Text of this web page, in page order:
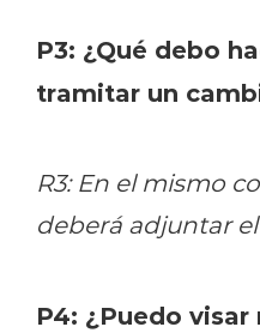
P3: ¿Qué debo
tramitar un
R3: En el mismo
deberá adjuntar
P4: ¿Puedo